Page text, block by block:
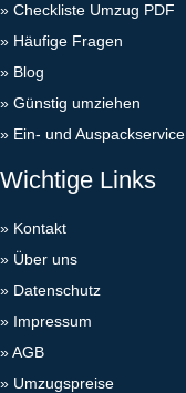
» Checkliste Umzug PDF
» Häufige Fragen
» Blog
» Günstig umziehen
» Ein- und Auspackservice
Wichtige Links
» Kontakt
» Über uns
» Datenschutz
» Impressum
»AGB
» Umzugspreise